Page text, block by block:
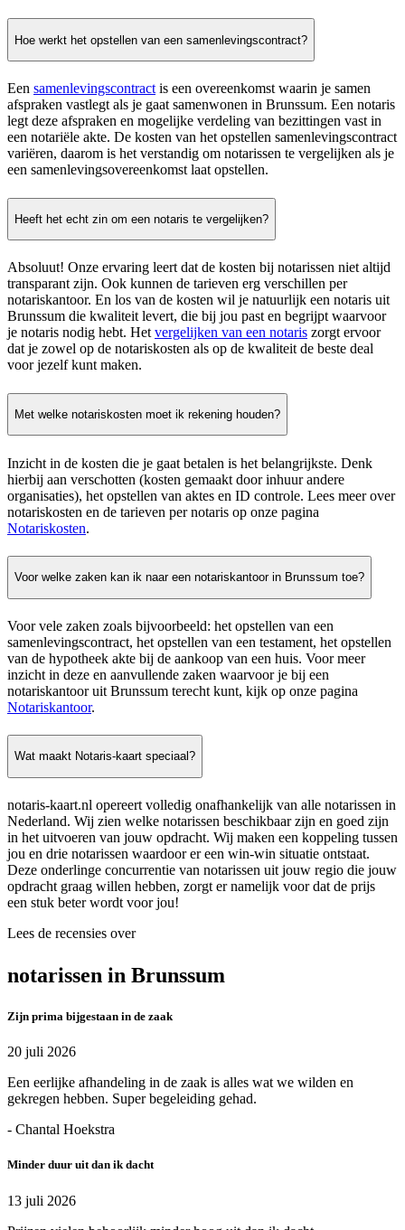
Hoe werkt het opstellen van een samenlevingscontract?
Een samenlevingscontract is een overeenkomst waarin je samen
afspraken vastlegt als je gaat samenwonen in Brunssum. Een notaris
legt deze afspraken en mogelijke verdeling van bezittingen vast in
een notariële akte. De kosten van het opstellen samenlevingscontract
variëren, daarom is het verstandig om notarissen te vergelijken als je
een samenlevingsovereenkomst laat opstellen.
Heeft het echt zin om een notaris te vergelijken?
Absoluut! Onze ervaring leert dat de kosten bij notarissen niet altijd
transparant zijn. Ook kunnen de tarieven erg verschillen per
notariskantoor. En los van de kosten wil je natuurlijk een notaris uit
Brunssum die kwaliteit levert, die bij jou past en begrijpt waarvoor
je notaris nodig hebt. Hetvergelijken van een notaris zorgt ervoor
dat je zowel op de notariskosten als op de kwaliteit de beste deal
voor jezelf kunt maken.
Met welke notariskosten moet ik rekening houden?
Inzicht in de kosten die je gaat betalen is het belangrijkste. Denk
hierbij aan verschotten (kosten gemaakt door inhuur andere
organisaties), het opstellen van aktes en ID controle. Lees meer over
notariskosten en de tarieven per notaris op onze pagina
Notariskosten.
Voor welke zaken kan ik naar een notariskantoor in Brunssum toe?
Voor vele zaken zoals bijvoorbeeld: het opstellen van een
samenlevingscontract, het opstellen van een testament, het opstellen
van de hypotheek akte bij de aankoop van een huis. Voor meer
inzicht in deze en aanvullende zaken waarvoor je bij een
notariskantoor uit Brunssum terecht kunt, kijk op onze pagina
Notariskantoor.
Wat maakt Notaris-kaart speciaal?
notaris-kaart.nl opereert volledig onafhankelijk van alle notarissen in
Nederland. Wij zien welke notarissen beschikbaar zijn en goed zijn
in het uitvoeren van jouw opdracht. Wij maken een koppeling tussen
jou en drie notarissen waardoor er een win-win situatie ontstaat.
Deze onderlinge concurrentie van notarissen uit jouw regio die jouw
opdracht graag willen hebben, zorgt er namelijk voor dat de prijs
een stuk beter wordt voor jou!
Lees de recensies over
notarissen in Brunssum
Zijn prima bijgestaan in de zaak
20 juli 2026
Een eerlijke afhandeling in de zaak is alles wat we wilden en
gekregen hebben. Super begeleiding gehad.
- Chantal Hoekstra
Minder duur uit dan ik dacht
13 juli 2026